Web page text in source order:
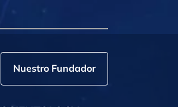
Nuestro Fundador